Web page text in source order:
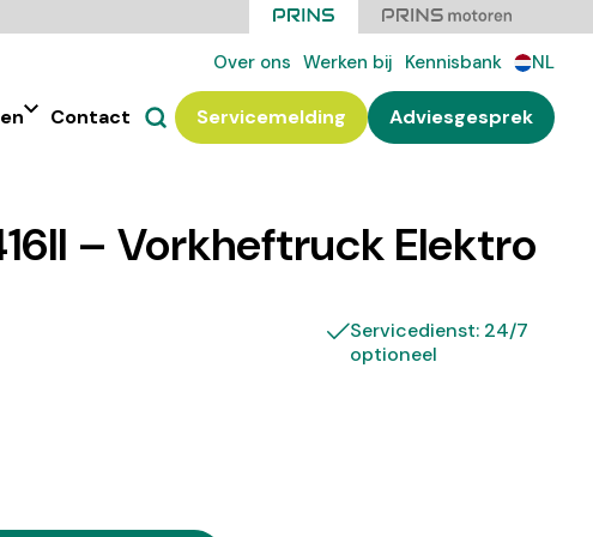
Over ons Werken bij Kennisbank NL
Contact Servicemelding Adviesgesprek
– Vorkheftruck Elektro
Servicedienst: 24/7
optioneel